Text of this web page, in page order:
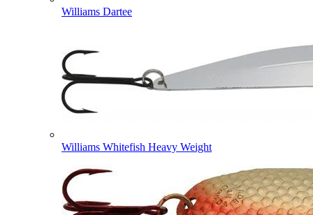
Williams Dartee
Williams Whitefish Heavy Weight